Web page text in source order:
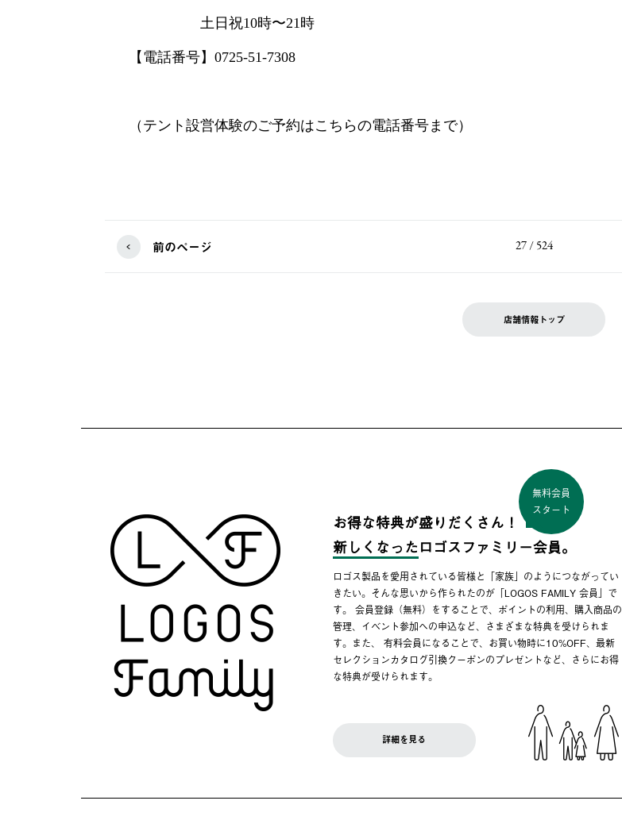
土日祝10時〜21時
【電話番号】0725-51-7308
（テント設営体験のご予約はこちらの電話番号まで）
前のページ 27 / 524
店舗情報トップ
お得な特典が盛りだくさん！
無料会員
スタート
新しくなったロゴスファミリー会員。
ロゴス製品を愛用されている皆様と「家族」のようにつながってい
きたい。そんな思いから作られたのが「LOGOS FAMILY 会員」で
す。 会員登録（無料）をすることで、ポイントの利用、購入商品の
管理、イベント参加への申込など、さまざまな特典を受けられま
す。また、 有料会員になることで、お買い物時に10%OFF、最新
セレクションカタログ引換クーポンのプレゼントなど、さらにお得
な特典が受けられます。
詳細を見る